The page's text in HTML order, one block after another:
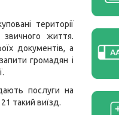
території
життя.
документів, а
громадян і
послуги на
такий виїзд.